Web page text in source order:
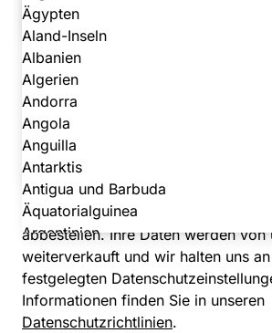
VP
Finanzwesen/Beschaffung
Infrastruktur
IT
Netzwerk
Presse/Medien
Produkt
Sicherheit
Sonstige
Studentin / Student
Vertrieb/Marketing
Ägypten
Aland-Inseln
Albanien
Algerien
Andorra
Angola
Anguilla
Antarktis
Antigua und Barbuda
Äquatorialguinea
Argentinien
Armenien
Aruba
Aserbaidschan
Äthiopien
Durch Absenden dieses Formulars
von Cloudflare Informationen zu
Veranstaltungen und
Sie können diese Nachrichten
abbestellen. Ihre Daten werden von
weiterverkauft und wir halten uns
festgelegten
Informationen finden Sie in unseren
Datenschutzrichtlinien.